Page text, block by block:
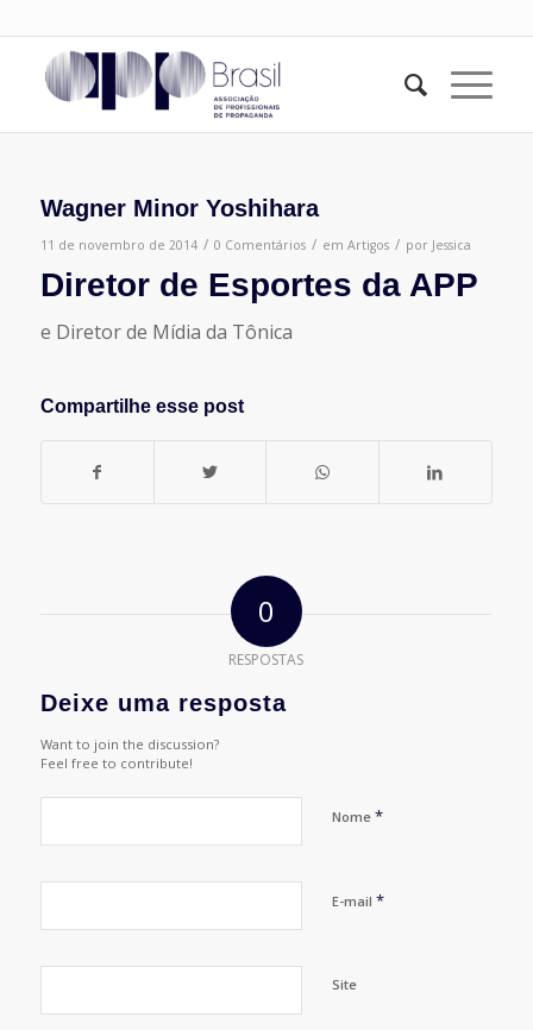
Wagner Minor Yoshihara
11 de novembro de 2014 / 0 Comentários / em Artigos / por Jessica
Diretor de Esportes da APP
e Diretor de Mídia da Tônica
Compartilhe esse post
0
RESPOSTAS
Deixe uma resposta
Want to join the discussion?
Feel free to contribute!
Nome *
E-mail *
Site